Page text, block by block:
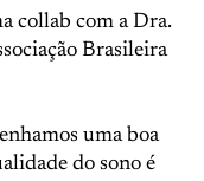
collab com a Dra.
Brasileira
uma boa
do sono é